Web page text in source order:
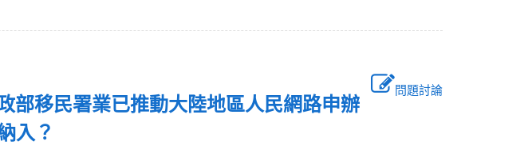
問題討論
部移民署業已推動大陸地區人民網路申辦
入？